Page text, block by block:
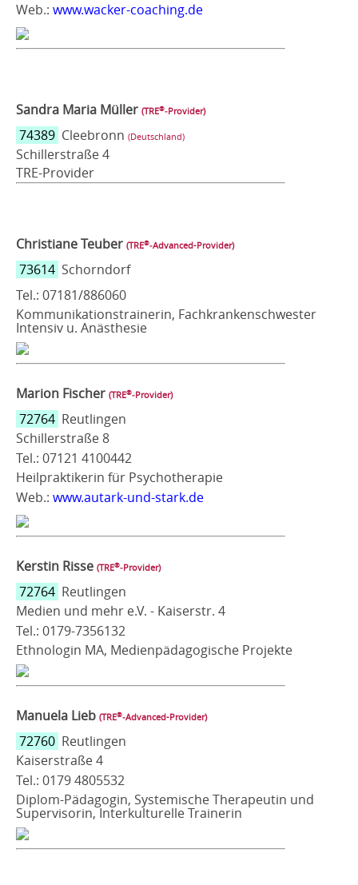
Web.: www.wacker-coaching.de
Sandra Maria Müller (TRE®‑Provider)
74389 Cleebronn (Deutschland)
Schillerstraße 4
TRE-Provider
Christiane Teuber (TRE®‑Advanced-Provider)
73614 Schorndorf
Tel.: 07181/886060
Kommunikationstrainerin, Fachkrankenschwester
Intensiv u. Anästhesie
Marion Fischer (TRE®‑Provider)
72764 Reutlingen
Schillerstraße 8
Tel.: 07121 4100442
Heilpraktikerin für Psychotherapie
Web.: www.autark-und-stark.de
Kerstin Risse (TRE®‑Provider)
72764 Reutlingen
Medien und mehr e.V. - Kaiserstr. 4
Tel.: 0179-7356132
Ethnologin MA, Medienpädagogische Projekte
Manuela Lieb (TRE®‑Advanced-Provider)
72760 Reutlingen
Kaiserstraße 4
Tel.: 0179 4805532
Diplom-Pädagogin, Systemische Therapeutin und
Supervisorin, Interkulturelle Trainerin